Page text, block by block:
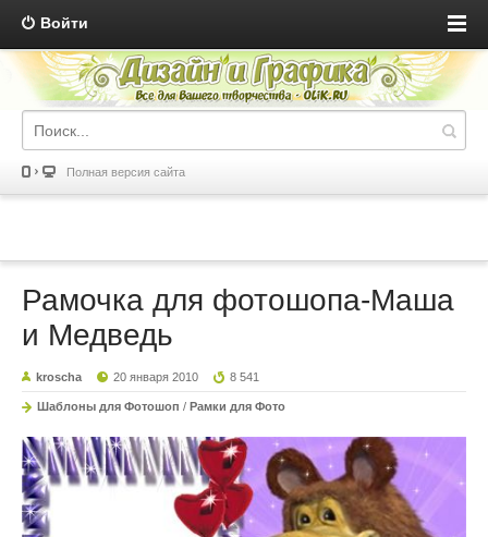
Войти
Полная версия сайта
Рамочка для фотошопа-Маша
и Медведь
kroscha 20 января 2010 8 541
Шаблоны для Фотошоп / Рамки для Фото